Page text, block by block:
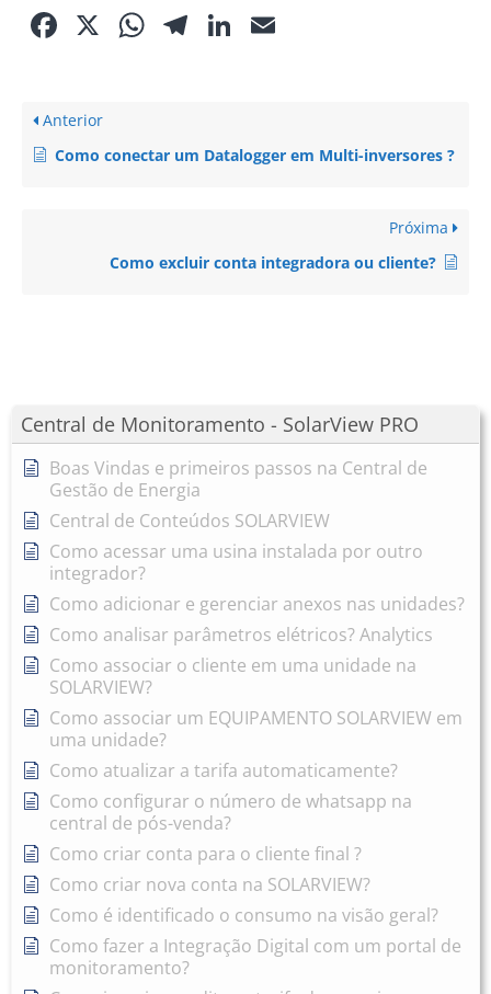
Central de Monitoramento - SolarView PRO
Boas Vindas e primeiros passos na Central de
Gestão de Energia
Central de Conteúdos SOLARVIEW
Como acessar uma usina instalada por outro
integrador?
Como adicionar e gerenciar anexos nas unidades?
Como analisar parâmetros elétricos? Analytics
Como associar o cliente em uma unidade na
SOLARVIEW?
Como associar um EQUIPAMENTO SOLARVIEW em
uma unidade?
Como atualizar a tarifa automaticamente?
Como configurar o número de whatsapp na
central de pós-venda?
Como criar conta para o cliente final ?
Como criar nova conta na SOLARVIEW?
Como é identificado o consumo na visão geral?
Como fazer a Integração Digital com um portal de
monitoramento?
Facebook
X WhatsApp
Telegram
LinkedIn
Anterior
Como conectar um Datalogger em Multi-inversores ?
Próxima
Como excluir conta integradora ou cliente?